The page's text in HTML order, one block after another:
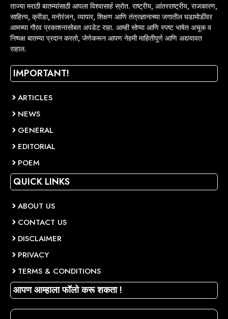
ताज्या मराठी बातम्यांसाठी आपला विश्वासार्ह स्रोत. राष्ट्रीय, आंतरराष्ट्रीय, राजकारण,
साहित्य, क्रीडा, मनोरंजन, व्यापार, शिक्षण आणि तंत्रज्ञानाच्या जगातील घडामोडींवर
आमच्या गौरव प्रकाशनासोबत अपडेट राहा. आम्ही सोप्या आणि स्पष्ट भाषेत अचूक व
निष्पक्ष बातम्या प्रदान करतो, जेणेकरून आपण नेहमी माहितीपूर्ण आणि अद्ययावत
राहाल.
IMPORTANT!
ARTICLES
NEWS
GENERAL
EDITORIAL
POEM
QUICK LINKS
ABOUT US
CONTACT US
DISCLAIMER
PRIVACY
TERMS & CONDITIONS
आपण आम्हाला फॉलो करू शकता !